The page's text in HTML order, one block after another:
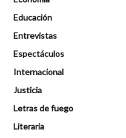
Educación
Entrevistas
Espectáculos
Internacional
Justicia
Letras de fuego
Literaria